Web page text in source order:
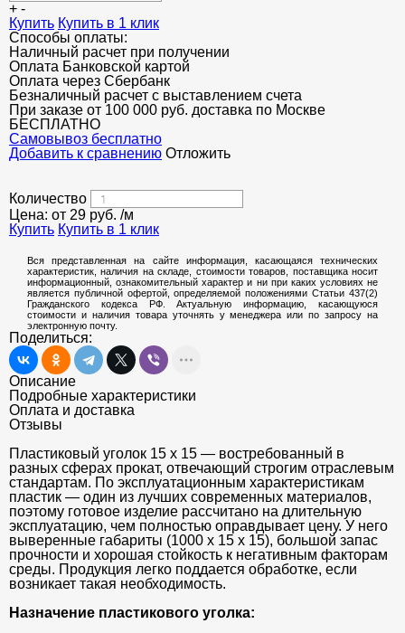
+ -
Купить Купить в 1 клик
Способы оплаты:
Наличный расчет при получении
Оплата Банковской картой
Оплата через Сбербанк
Безналичный расчет с выставлением счета
При заказе от 100 000 руб. доставка по Москве
БЕСПЛАТНО
Cамовывоз бесплатно
Добавить к сравнению Отложить
Количество
Цена: от 29 руб. /м
Купить Купить в 1 клик
Вся представленная на сайте информация, касающаяся технических
характеристик, наличия на складе, стоимости товаров, поставщика носит
информационный, ознакомительный характер и ни при каких условиях не
является публичной офертой, определяемой положениями Статьи 437(2)
Гражданского кодекса РФ. Актуальную информацию, касающуюся
стоимости и наличия товара уточнять у менеджера или по запросу на
электронную почту.
Поделиться:
Описание
Подробные характеристики
Оплата и доставка
Отзывы
Пластиковый уголок 15 х 15 — востребованный в
разных сферах прокат, отвечающий строгим отраслевым
стандартам. По эксплуатационным характеристикам
пластик — один из лучших современных материалов,
поэтому готовое изделие рассчитано на длительную
эксплуатацию, чем полностью оправдывает цену. У него
выверенные габариты (1000 х 15 х 15), большой запас
прочности и хорошая стойкость к негативным факторам
среды. Продукция легко поддается обработке, если
возникает такая необходимость.
Назначение пластикового уголка: